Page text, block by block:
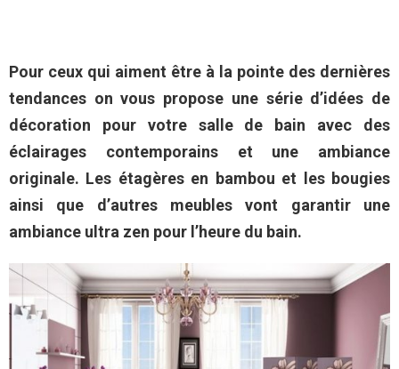
Pour ceux qui aiment être à la pointe des dernières
tendances on vous propose une série d’idées de
décoration pour votre salle de bain avec des
éclairages contemporains et une ambiance
originale. Les étagères en bambou et les bougies
ainsi que d’autres meubles vont garantir une
ambiance ultra zen pour l’heure du bain.